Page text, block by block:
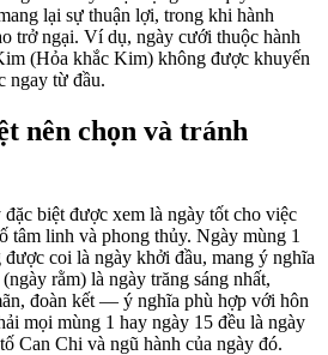
lại sự thuận lợi, trong khi hành
trở ngại. Ví dụ, ngày cưới thuộc hành
(Hỏa khắc Kim) không được khuyến
ngay từ đầu.
nên chọn và tránh
biệt được xem là ngày tốt cho việc
tâm linh và phong thủy. Ngày mùng 1
coi là ngày khởi đầu, mang ý nghĩa
rằm) là ngày trăng sáng nhất,
đoàn kết — ý nghĩa phù hợp với hôn
mọi mùng 1 hay ngày 15 đều là ngày
Can Chi và ngũ hành của ngày đó.